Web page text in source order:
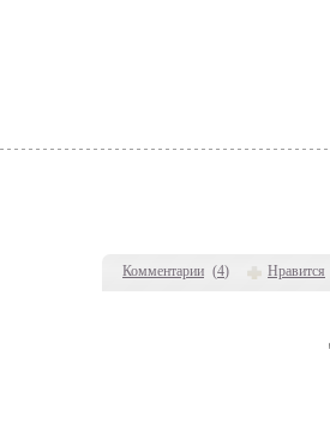
Комментарии (4) Нравится